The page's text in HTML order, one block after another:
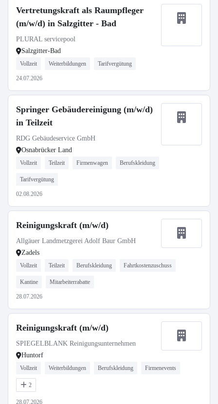
Vertretungskraft als Raumpfleger
(m/w/d) in Salzgitter - Bad
PLURAL servicepool
Salzgitter-Bad
Vollzeit Weiterbildungen Tarifvergütung
24.07.2026
Springer Gebäudereinigung (m/w/d)
in Teilzeit
RDG Gebäudeservice GmbH
Osnabrücker Land
Vollzeit Teilzeit Firmenwagen Berufskleidung
Tarifvergütung
02.08.2026
Reinigungskraft (m/w/d)
Allgäuer Landmetzgerei Adolf Baur GmbH
Zadels
Vollzeit Teilzeit Berufskleidung Fahrtkostenzuschuss
Kantine Mitarbeiterrabatte
28.07.2026
Reinigungskraft (m/w/d)
SPIEGELBLANK Reinigungsunternehmen
Huntorf
Vollzeit Weiterbildungen Berufskleidung Firmenevents
2
28.07.2026